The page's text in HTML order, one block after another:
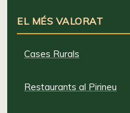
EL MÉS VALORAT
Cases Rurals
Restaurants al Pirineu